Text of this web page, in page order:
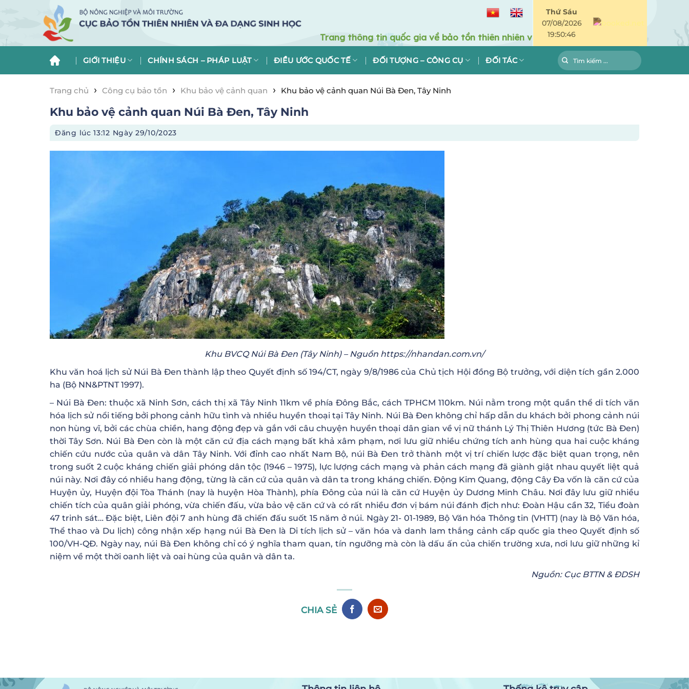
Thứ Sáu
07/08/2026
19:50:46
GIỚI THIỆU CHÍNH SÁCH – PHÁP LUẬT ĐIỀU ƯỚC QUỐC TẾ ĐỐI TƯỢNG – CÔNG CỤ ĐỐI TÁC
Trang chủ › Công cụ bảo tồn › Khu bảo vệ cảnh quan › Khu bảo vệ cảnh quan Núi Bà Đen, Tây Ninh
Khu bảo vệ cảnh quan Núi Bà Đen, Tây Ninh
Đăng lúc13:12 Ngày 29/10/2023
Khu BVCQ Núi Bà Đen (Tây Ninh) – Nguồn https://nhandan.com.vn/
Khu văn hoá lịch sử Núi Bà Đen thành lập theo Quyết định số 194/CT, ngày 9/8/1986 của Chủ tịch Hội đồng Bộ trưởng, với diện tích gần 2.000
ha (Bộ NN&PTNT 1997).
– Núi Bà Đen: thuộc xã Ninh Sơn, cách thị xã Tây Ninh 11km về phía Đông Bắc, cách TPHCM 110km. Núi nằm trong một quần thể di tích văn
hóa lịch sử nổi tiếng bởi phong cảnh hữu tình và nhiều huyền thoại tại Tây Ninh. Núi Bà Đen không chỉ hấp dẫn du khách bởi phong cảnh núi
non hùng vĩ, bởi các chùa chiền, hang động đẹp và gắn với câu chuyện huyền thoại dân gian về vị nữ thánh Lý Thị Thiên Hương (tức Bà Đen)
thời Tây Sơn. Núi Bà Đen còn là một căn cứ địa cách mạng bất khả xâm phạm, nơi lưu giữ nhiều chứng tích anh hùng qua hai cuộc kháng
chiến cứu nước của quân và dân Tây Ninh. Với đỉnh cao nhất Nam Bộ, núi Bà Đen trở thành một vị trí chiến lược đặc biệt quan trọng, nên
trong suốt 2 cuộc kháng chiến giải phóng dân tộc (1946 – 1975), lực lượng cách mạng và phản cách mạng đã giành giật nhau quyết liệt quả
núi này. Nơi đây có nhiều hang động, từng là căn cứ của quân và dân ta trong kháng chiến. Động Kim Quang, động Cây Đa vốn là căn cứ của
Huyện ủy, Huyện đội Tòa Thánh (nay là huyện Hòa Thành), phía Đông của núi là căn cứ Huyện ủy Dương Minh Châu. Nơi đây lưu giữ nhiều
chiến tích của quân giải phóng, vừa chiến đấu, vừa bảo vệ căn cứ và có rất nhiều đơn vị bám núi đánh địch như: Đoàn Hậu cần 32, Tiểu đoàn
47 trinh sát… Đặc biệt, Liên đội 7 anh hùng đã chiến đấu suốt 15 năm ở núi. Ngày 21- 01-1989, Bộ Văn hóa Thông tin (VHTT) (nay là Bộ Văn hóa,
Thể thao và Du lịch) công nhận xếp hạng núi Bà Đen là Di tích lịch sử – văn hóa và danh lam thắng cảnh cấp quốc gia theo Quyết định số
100/VH-QĐ. Ngày nay, núi Bà Đen không chỉ có ý nghĩa tham quan, tín ngưỡng mà còn là dấu ấn của chiến trường xưa, nơi lưu giữ những kỉ
niệm về một thời oanh liệt và oai hùng của quân và dân ta.
Nguồn: Cục BTTN & ĐDSH
CHIA SẺ